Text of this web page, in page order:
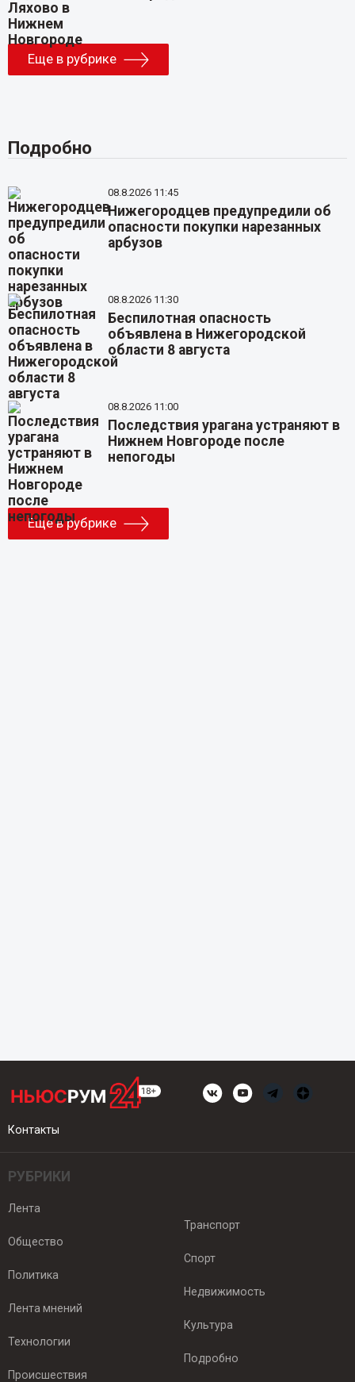
Еще в рубрике
Подробно
08.8.2026 11:45
Нижегородцев предупредили об
опасности покупки нарезанных
арбузов
08.8.2026 11:30
Беспилотная опасность
объявлена в Нижегородской
области 8 августа
08.8.2026 11:00
Последствия урагана устраняют в
Нижнем Новгороде после
непогоды
Еще в рубрике
Контакты
РУБРИКИ
Лента
Общество
Политика
Лента мнений
Технологии
Происшествия
Транспорт
Спорт
Недвижимость
Культура
Подробно